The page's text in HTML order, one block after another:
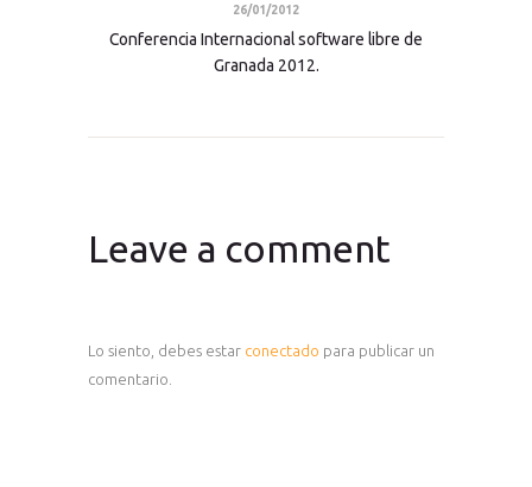
26/01/2012
Conferencia Internacional software libre de
Granada 2012.
Leave a comment
Lo siento, debes estar conectado para publicar un
comentario.